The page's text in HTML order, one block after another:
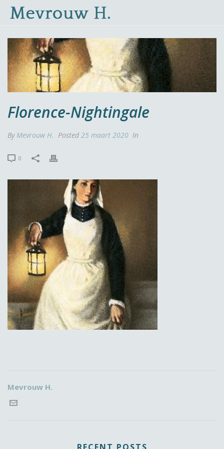
Florence-Nightingale
ByMevrouw H. Posted 25 maart 2020 In
0
Mevrouw H.